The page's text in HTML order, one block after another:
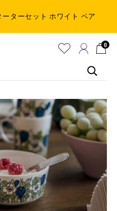
ーターセット ホワイト ペア
0